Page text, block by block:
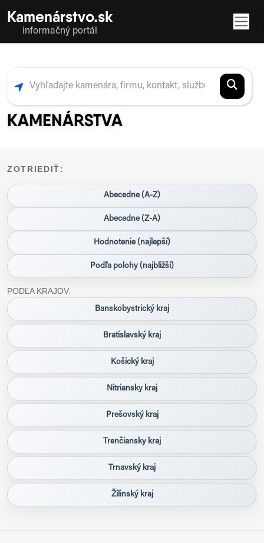
Kamenárstvo.sk
informačný portál
KAMENÁRSTVA
ZOTRIEDIŤ:
Abecedne (A-Z)
Abecedne (Z-A)
Hodnotenie (najlepší)
Podľa polohy (najbližší)
PODĽA KRAJOV:
Banskobystrický kraj
Bratislavský kraj
Košický kraj
Nitriansky kraj
Prešovský kraj
Trenčiansky kraj
Trnavský kraj
Žilinský kraj